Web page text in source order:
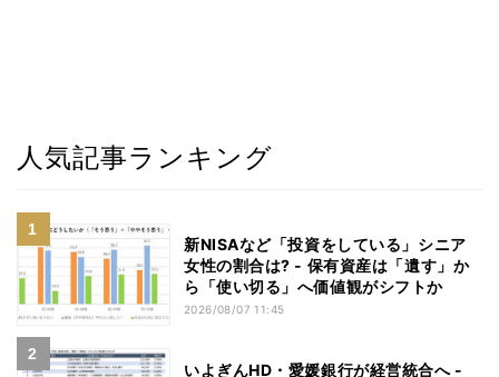
人気記事ランキング
新NISAなど「投資をしている」シニア
女性の割合は? - 保有資産は「遺す」か
ら「使い切る」へ価値観がシフトか
2026/08/07 11:45
いよぎんHD・愛媛銀行が経営統合へ -